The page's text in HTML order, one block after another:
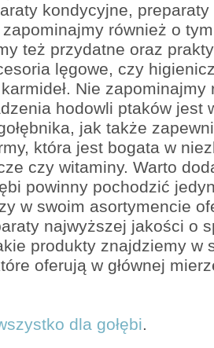
kondycyjne,
również o
też przydatne oraz
lęgowe, czy
Nie
hodowli ptaków jest
jak także
która jest bogata w
czy witaminy. Warto
powinny pochodzić
w swoim asortymencie
najwyższej jakości o
produkty znajdziemy w
oferują w głównej
dla gołębi.